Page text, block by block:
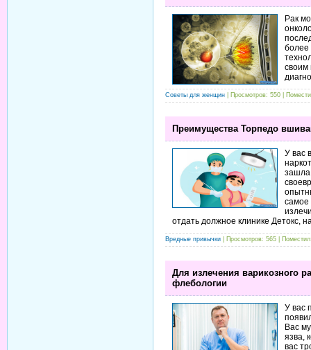
Рак
более
своим
Советы для женщин | Просмотров: 550 |
Преимущества Торпедо
У вас
зашла
самое
отдать должное клинике Детокс,
Вредные привычки | Просмотров: 565 |
Для излечения варикозного
флебологии
У вас
Вас
язва,
вас